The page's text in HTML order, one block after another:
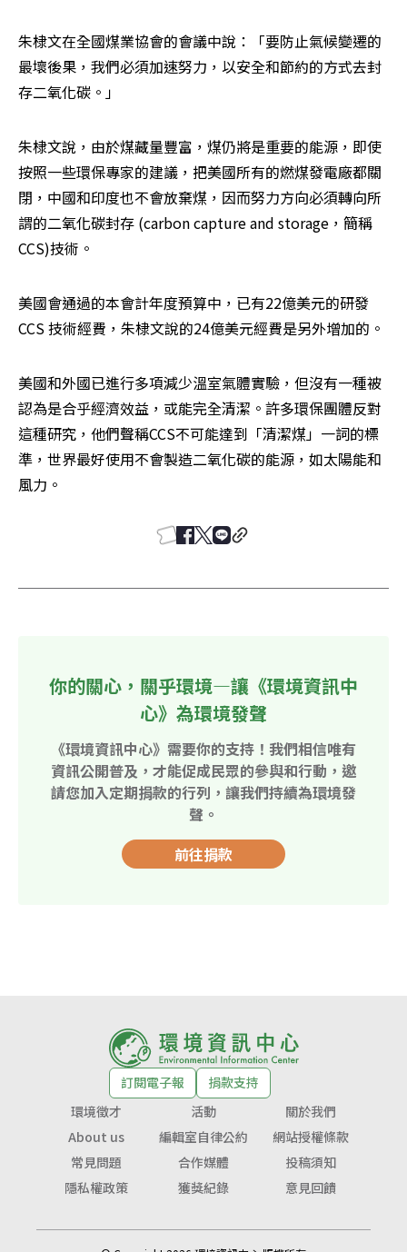
朱棣文在全國煤業協會的會議中說：「要防止氣候變遷的
最壞後果，我們必須加速努力，以安全和節約的方式去封
存二氧化碳。」
朱棣文說，由於煤藏量豐富，煤仍將是重要的能源，即使
按照一些環保專家的建議，把美國所有的燃煤發電廠都關
閉，中國和印度也不會放棄煤，因而努力方向必須轉向所
謂的二氧化碳封存 (carbon capture and storage，簡稱
CCS)技術。
美國會通過的本會計年度預算中，已有22億美元的研發
CCS 技術經費，朱棣文說的24億美元經費是另外增加的。
美國和外國已進行多項減少溫室氣體實驗，但沒有一種被
認為是合乎經濟效益，或能完全清潔。許多環保團體反對
這種研究，他們聲稱CCS不可能達到「清潔煤」一詞的標
準，世界最好使用不會製造二氧化碳的能源，如太陽能和
風力。
你的關心，關乎環境—讓《環境資訊中
心》為環境發聲
《環境資訊中心》需要你的支持！我們相信唯有
資訊公開普及，才能促成民眾的參與和行動，邀
請您加入定期捐款的行列，讓我們持續為環境發
聲。
前往捐款
訂閱電子報
捐款支持
環境徵才
活動
關於我們
About us
編輯室自律公約
網站授權條款
常見問題
合作媒體
投稿須知
隱私權政策
獲獎紀錄 意見回饋